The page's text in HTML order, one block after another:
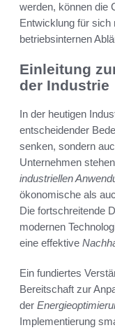
werden, können die
Entwicklung für sich
betriebsinternen
Einleitung
der Industrie
In der heutigen
entscheidender
senken, sondern
Unternehmen
industriellen
ökonomische als
Die fortschreitende
modernen
eine effektive
Ein fundiertes
Bereitschaft zur
der
Implementierung